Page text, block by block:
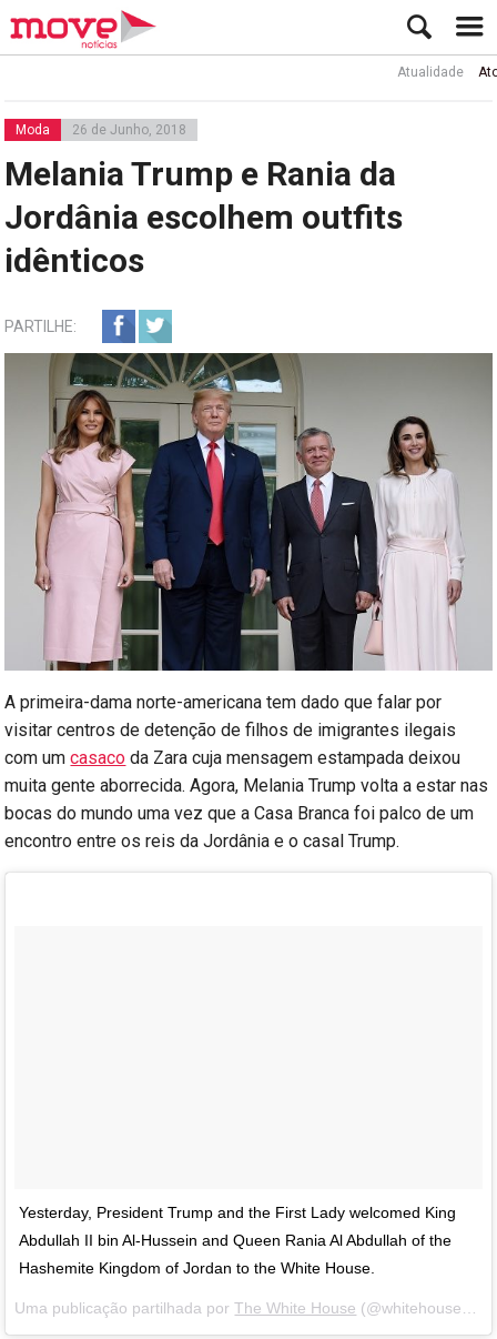
Atualidade Ator Rui
Moda 26 de Junho, 2018
Melania Trump e Rania da
Jordânia escolhem outfits
idênticos
PARTILHE:
A primeira-dama norte-americana tem dado que falar por
visitar centros de detenção de filhos de imigrantes ilegais
com umcasaco da Zara cuja mensagem estampada deixou
muita gente aborrecida. Agora, Melania Trump volta a estar nas
bocas do mundo uma vez que a Casa Branca foi palco de um
encontro entre os reis da Jordânia e o casal Trump.
Yesterday, President Trump and the First Lady welcomed King
Abdullah II bin Al-Hussein and Queen Rania Al Abdullah of the
Hashemite Kingdom of Jordan to the White House.
Uma publicação partilhada porThe White House (@whitehouse) a